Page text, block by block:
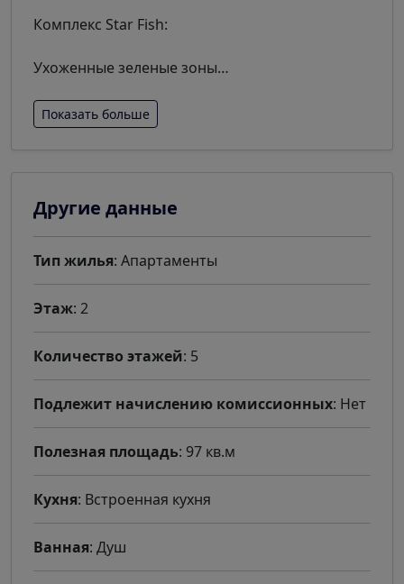
Комплекс Star Fish:
Ухоженные зеленые зоны…
Показать больше
Другие данные
Тип жилья: Апартаменты
Этаж: 2
Количество этажей: 5
Подлежит начислению комиссионных: Нет
Полезная площадь: 97 кв.м
Кухня: Встроенная кухня
Ванная: Душ